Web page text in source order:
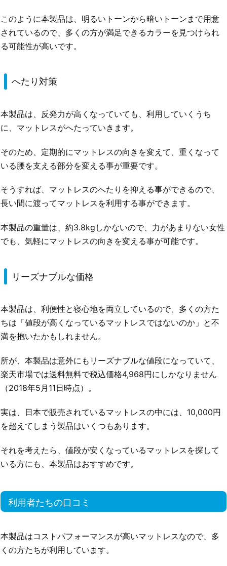
このように本製品は、明るいトーンから暗いトーンまで用意
されているので、多くの方が満足できるカラーを見つけられ
る可能性が高いです。
へたり対策
本製品は、反発力が高くなっていても、利用していくうち
に、マットレスがへたっていきます。
そのため、定期的にマットレスの向きを変えて、重くなって
いる腰を支える部分を変える事が重要です。
そうすれば、マットレスのへたりを抑える事ができるので、
長い間に渡ってマットレスを利用する事ができます。
本製品の重量は、約3.8kgしかないので、力があまりない女性
でも、気軽にマットレスの向きを変える事が可能です。
リーズナブルな価格
本製品は、利便性と寝心地を両立しているので、多くの方た
ちは「値段が高くなっているマットレスではないのか」と不
満を抱いたかもしれません。
所が、本製品は意外にもリーズナブルな値段になっていて、
楽天市場では送料無料で税込価格4,968円にしかなりません
（2018年5月11日時点）。
実は、日本で販売されているマットレスの中には、10,000円
を超えてしまう製品はいくつもあります。
それを考えたら、値段が安くなっているマットレスを探して
いる方にも、本製品はおすすめです。
利用者たちの口コミ
本製品はコストパフォーマンスが高いマットレスなので、多
くの方たちが利用しています。